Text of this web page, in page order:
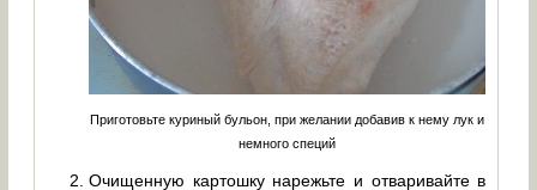
Приготовьте куриный бульон, при желании добавив к нему лук и
немного специй
Очищенную картошку нарежьте и отваривайте в